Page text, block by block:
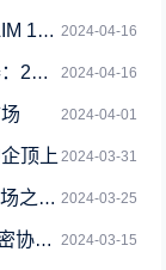
2024-04-16
上手
2024-04-16
屏
2024-04-01
2024-03-31
顶上
2024-03-25
！
2024-03-15
死机